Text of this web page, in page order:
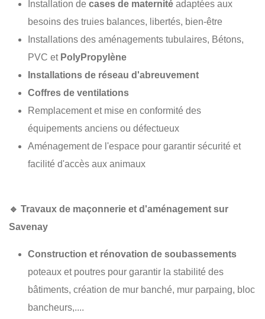
Installation de cases de maternité adaptées aux
besoins des truies balances, libertés, bien-être
Installations des aménagements tubulaires, Bétons,
PVC et PolyPropylène
Installations de réseau d'abreuvement
Coffres de ventilations
Remplacement et mise en conformité des
équipements anciens ou défectueux
Aménagement de l'espace pour garantir sécurité et
facilité d'accès aux animaux
🔹 Travaux de maçonnerie et d'aménagement sur
Savenay
Construction et rénovation de soubassements
poteaux et poutres pour garantir la stabilité des
bâtiments, création de mur banché, mur parpaing, bloc
bancheurs,....